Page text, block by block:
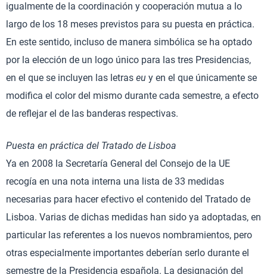
igualmente de la coordinación y cooperación mutua a lo
largo de los 18 meses previstos para su puesta en práctica.
En este sentido, incluso de manera simbólica se ha optado
por la elección de un logo único para las tres Presidencias,
en el que se incluyen las letras eu y en el que únicamente se
modifica el color del mismo durante cada semestre, a efecto
de reflejar el de las banderas respectivas.
Puesta en práctica del Tratado de Lisboa
Ya en 2008 la Secretaría General del Consejo de la UE
recogía en una nota interna una lista de 33 medidas
necesarias para hacer efectivo el contenido del Tratado de
Lisboa. Varias de dichas medidas han sido ya adoptadas, en
particular las referentes a los nuevos nombramientos, pero
otras especialmente importantes deberían serlo durante el
semestre de la Presidencia española. La designación del